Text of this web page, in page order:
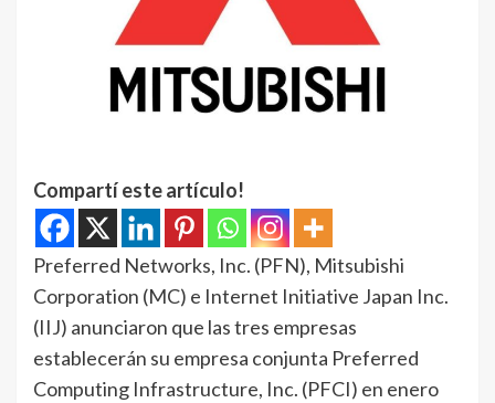
Compartí este artículo!
Preferred Networks, Inc. (PFN), Mitsubishi
Corporation (MC) e Internet Initiative Japan Inc.
(IIJ) anunciaron que las tres empresas
establecerán su empresa conjunta Preferred
Computing Infrastructure, Inc. (PFCI) en enero